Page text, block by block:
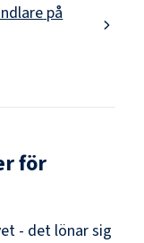
på
för
- det lönar sig